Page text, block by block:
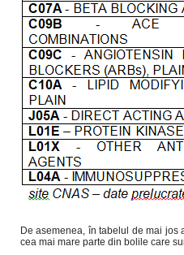
De asemenea, în tabelul de mai jos
cea mai mare parte din bolile care